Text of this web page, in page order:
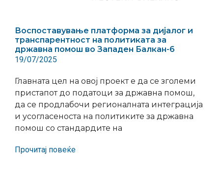
Воспоставување платформа за дијалог и
транспарентност на политиката за
државна помош во Западен Балкан-6
19/07/2025
Главната цел на овој проект е да се зголеми
пристапот до податоци за државна помош,
да се продлабочи регионалната интеграција
и усогласеноста на политиките за државна
помош со стандардите на
Прочитај повеќе